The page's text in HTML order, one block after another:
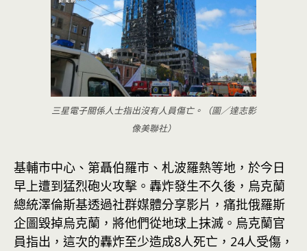
三星電子關係人士指出沒有人員傷亡。（圖／達志影
像美聯社）
基輔市中心、第聶伯羅市、札波羅熱等地，於今日
早上遭到猛烈砲火攻擊。轟炸發生不久後，烏克蘭
總統澤倫斯基透過社群媒體分享影片，痛批俄羅斯
企圖毀掉烏克蘭，將他們從地球上抹滅。烏克蘭官
員指出，這次的轟炸至少造成8人死亡，24人受傷，